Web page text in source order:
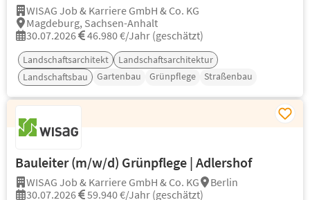
WISAG Job & Karriere GmbH & Co. KG
Magdeburg, Sachsen-Anhalt
30.07.2026
46.980 €/Jahr (geschätzt)
Landschaftsarchitekt
Landschaftsarchitektur
Landschaftsbau
Gartenbau Grünpflege Straßenbau
Bauleiter (m/w/d) Grünpflege | Adlershof
WISAG Job & Karriere GmbH & Co. KG
Berlin
30.07.2026
59.940 €/Jahr (geschätzt)